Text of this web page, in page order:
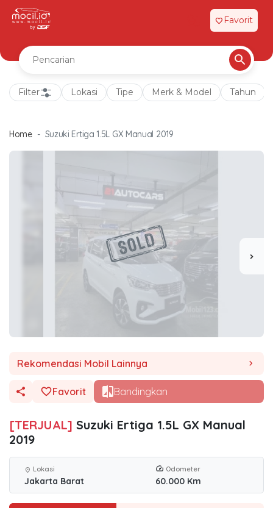
favorite Favorit
Filter Lokasi Tipe Merk & Model Tahun
Home Suzuki Ertiga 1.5L GX Manual 2019
chevron_right
Rekomendasi Mobil Lainnya chevron_right
Favorit Bandingkan
[TERJUAL] Suzuki Ertiga 1.5L GX Manual
2019
location_on Lokasi
Jakarta Barat
Odometer
60.000 Km